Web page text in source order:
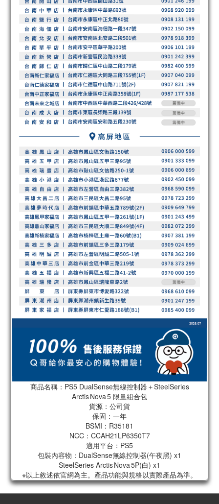
商品名稱：PS5 DualSense無線控制器＋SteelSeries
Arctis Nova 5 限量組合包
貨源：公司貨
保固：一年
BSMI：R35181
NCC：CCAH21LP6350T7
適用平台：PS5
包裝內容物：DualSense無線控制器(午夜黑) x1
SteelSeries Arctis Nova 5P(白) x1
※以上敘述依官網為主。產品功能與規格以實際產品為準。